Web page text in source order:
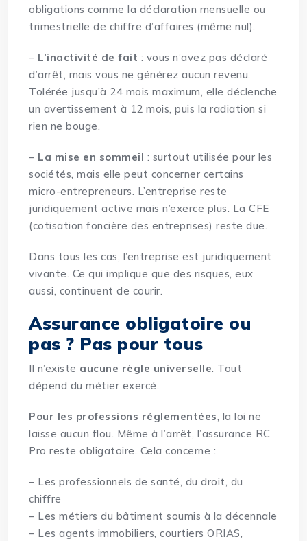
obligations comme la déclaration mensuelle ou
trimestrielle de chiffre d’affaires (même nul).
– L’inactivité de fait : vous n’avez pas déclaré
d’arrêt, mais vous ne générez aucun revenu.
Tolérée jusqu’à 24 mois maximum, elle déclenche
un avertissement à 12 mois, puis la radiation si
rien ne bouge.
– La mise en sommeil : surtout utilisée pour les
sociétés, mais elle peut concerner certains
micro-entrepreneurs. L’entreprise reste
juridiquement active mais n’exerce plus. La CFE
(cotisation foncière des entreprises) reste due.
Dans tous les cas, l’entreprise est juridiquement
vivante. Ce qui implique que des risques, eux
aussi, continuent de courir.
Assurance obligatoire ou
pas ? Pas pour tous
Il n’existe aucune règle universelle. Tout
dépend du métier exercé.
Pour les professions réglementées, la loi ne
laisse aucun flou. Même à l’arrêt, l’assurance RC
Pro reste obligatoire. Cela concerne :
– Les professionnels de santé, du droit, du
chiffre
– Les métiers du bâtiment soumis à la décennale
– Les agents immobiliers, courtiers ORIAS,